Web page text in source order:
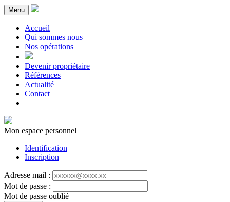
Menu
Accueil
Qui sommes nous
Nos opérations
Devenir propriétaire
Références
Actualité
Contact
Mon espace personnel
Identification
Inscription
Adresse mail :
Mot de passe :
Mot de passe oublié